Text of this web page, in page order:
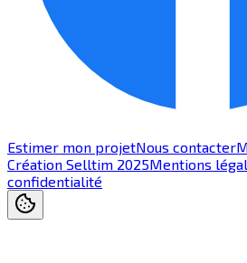
Estimer mon projetNous contacter
Création Selltim 2025Mentions
confidentialité